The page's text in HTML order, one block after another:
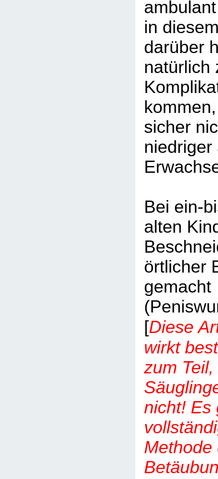
in
darüber
natürlich
sicher
niedriger
Bei ein-
alten
örtlicher
gemacht
[Diese
wirkt
zum
nicht! Es
Methode